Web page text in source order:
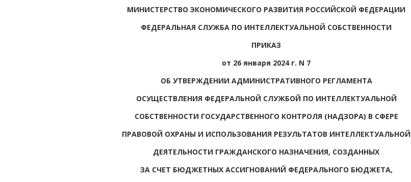
МИНИСТЕРСТВО ЭКОНОМИЧЕСКОГО РАЗВИТИЯ РОССИЙСКОЙ ФЕДЕРАЦИИ
ФЕДЕРАЛЬНАЯ СЛУЖБА ПО ИНТЕЛЛЕКТУАЛЬНОЙ СОБСТВЕННОСТИ
ПРИКАЗ
от 26 января 2024 г. N 7
ОБ УТВЕРЖДЕНИИ АДМИНИСТРАТИВНОГО РЕГЛАМЕНТА
ОСУЩЕСТВЛЕНИЯ ФЕДЕРАЛЬНОЙ СЛУЖБОЙ ПО ИНТЕЛЛЕКТУАЛЬНОЙ
СОБСТВЕННОСТИ ГОСУДАРСТВЕННОГО КОНТРОЛЯ (НАДЗОРА) В СФЕРЕ
ПРАВОВОЙ ОХРАНЫ И ИСПОЛЬЗОВАНИЯ РЕЗУЛЬТАТОВ ИНТЕЛЛЕКТУАЛЬНОЙ
ДЕЯТЕЛЬНОСТИ ГРАЖДАНСКОГО НАЗНАЧЕНИЯ, СОЗДАННЫХ
ЗА СЧЕТ БЮДЖЕТНЫХ АССИГНОВАНИЙ ФЕДЕРАЛЬНОГО БЮДЖЕТА,